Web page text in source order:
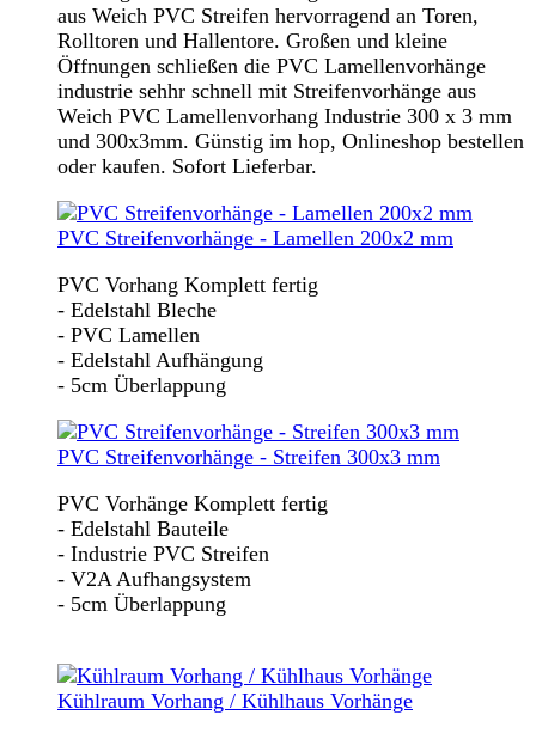
aus Weich PVC Streifen hervorragend an Toren,
Rolltoren und Hallentore. Großen und kleine
Öffnungen schließen die PVC Lamellenvorhänge
industrie sehhr schnell mit Streifenvorhänge aus
Weich PVC Lamellenvorhang Industrie 300 x 3 mm
und 300x3mm. Günstig im hop, Onlineshop bestellen
oder kaufen. Sofort Lieferbar.
PVC Streifenvorhänge - Lamellen 200x2 mm
PVC Vorhang Komplett fertig
- Edelstahl Bleche
- PVC Lamellen
- Edelstahl Aufhängung
- 5cm Überlappung
PVC Streifenvorhänge - Streifen 300x3 mm
PVC Vorhänge Komplett fertig
- Edelstahl Bauteile
- Industrie PVC Streifen
- V2A Aufhangsystem
- 5cm Überlappung
Kühlraum Vorhang / Kühlhaus Vorhänge